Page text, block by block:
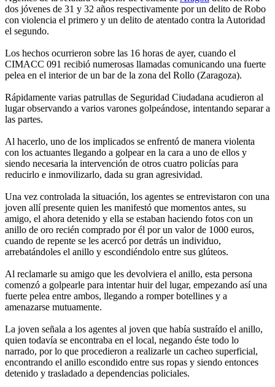
dos jóvenes de 31 y 32 años respectivamente por un delito de Robo
con violencia el primero y un delito de atentado contra la Autoridad
el segundo.
Los hechos ocurrieron sobre las 16 horas de ayer, cuando el
CIMACC 091 recibió numerosas llamadas comunicando una fuerte
pelea en el interior de un bar de la zona del Rollo (Zaragoza).
Rápidamente varias patrullas de Seguridad Ciudadana acudieron al
lugar observando a varios varones golpeándose, intentando separar a
las partes.
Al hacerlo, uno de los implicados se enfrentó de manera violenta
con los actuantes llegando a golpear en la cara a uno de ellos y
siendo necesaria la intervención de otros cuatro policías para
reducirlo e inmovilizarlo, dada su gran agresividad.
Una vez controlada la situación, los agentes se entrevistaron con una
joven allí presente quien les manifestó que momentos antes, su
amigo, el ahora detenido y ella se estaban haciendo fotos con un
anillo de oro recién comprado por él por un valor de 1000 euros,
cuando de repente se les acercó por detrás un individuo,
arrebatándoles el anillo y escondiéndolo entre sus glúteos.
Al reclamarle su amigo que les devolviera el anillo, esta persona
comenzó a golpearle para intentar huir del lugar, empezando así una
fuerte pelea entre ambos, llegando a romper botellines y a
amenazarse mutuamente.
La joven señala a los agentes al joven que había sustraído el anillo,
quien todavía se encontraba en el local, negando éste todo lo
narrado, por lo que procedieron a realizarle un cacheo superficial,
encontrando el anillo escondido entre sus ropas y siendo entonces
detenido y trasladado a dependencias policiales.